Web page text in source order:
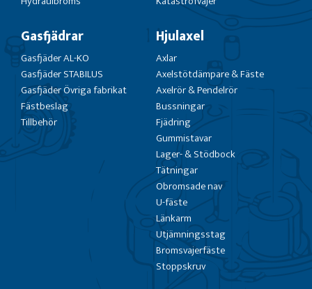
Gasfjädrar
Gasfjäder AL-KO
Gasfjäder STABILUS
Gasfjäder Övriga fabrikat
Fästbeslag
Tillbehör
Hjulaxel
Axlar
Axelstötdämpare & Fäste
Axelrör & Pendelrör
Bussningar
Fjädring
Gummistavar
Lager- & Stödbock
Tätningar
Obromsade nav
U-fäste
Länkarm
Utjämningsstag
Bromsvajerfäste
Stoppskruv